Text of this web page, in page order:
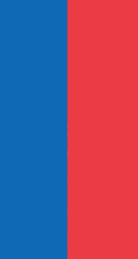
“El
y finanzas:
se realiza en Santiago y
como